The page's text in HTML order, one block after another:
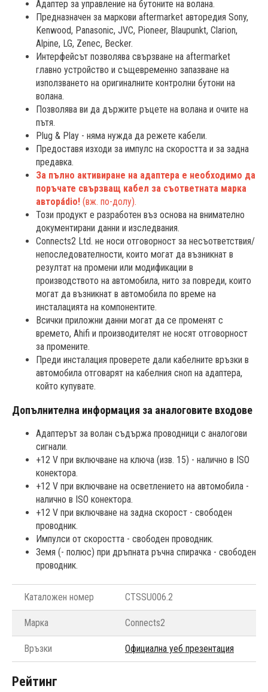
Адаптер за управление на бутоните на волана.
Предназначен за маркови aftermarket авторедия Sony,
Kenwood, Panasonic, JVC, Pioneer, Blaupunkt, Clarion,
Alpine, LG, Zenec, Becker.
Интерфейсът позволява свързване на aftermarket
главно устройство и същевременно запазване на
използването на оригиналните контролни бутони на
волана.
Позволява ви да държите ръцете на волана и очите на
пътя.
Plug & Play - няма нужда да режете кабели.
Предоставя изходи за импулс на скоростта и за задна
предавка.
За пълно активиране на адаптера е необходимо да
поръчате свързващ кабел за съответната марка
авторádio! (вж. по-долу).
Този продукт е разработен въз основа на внимателно
документирани данни и изследвания.
Connects2 Ltd. не носи отговорност за несъответствия/
непоследователности, които могат да възникнат в
резултат на промени или модификации в
производството на автомобила, нито за повреди, които
могат да възникнат в автомобила по време на
инсталацията на компонентите.
Всички приложни данни могат да се променят с
времето, Ahifi и производителят не носят отговорност
за промените.
Преди инсталация проверете дали кабелните връзки в
автомобила отговарят на кабелния сноп на адаптера,
който купувате.
Допълнителна информация за аналоговите входове
Адаптерът за волан съдържа проводници с аналогови
сигнали.
+12 V при включване на ключа (изв. 15) - налично в ISO
конектора.
+12 V при включване на осветлението на автомобила -
налично в ISO конектора.
+12 V при включване на задна скорост - свободен
проводник.
Импулси от скоростта - свободен проводник.
Земя (- полюс) при дръпната ръчна спирачка - свободен
проводник.
Каталожен номер CTSSU006.2
Марка Connects2
Връзки Официална уеб презентация
Рейтинг